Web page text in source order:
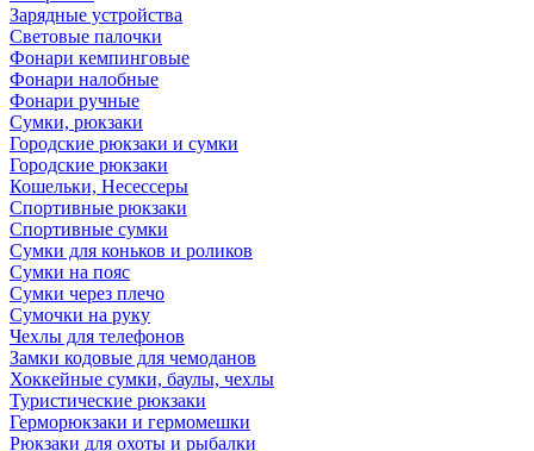
Зарядные устройства
Световые палочки
Фонари кемпинговые
Фонари налобные
Фонари ручные
Сумки, рюкзаки
Городские рюкзаки и сумки
Городские рюкзаки
Кошельки, Несессеры
Спортивные рюкзаки
Спортивные сумки
Сумки для коньков и роликов
Сумки на пояс
Сумки через плечо
Сумочки на руку
Чехлы для телефонов
Замки кодовые для чемоданов
Хоккейные сумки, баулы, чехлы
Туристические рюкзаки
Герморюкзаки и гермомешки
Рюкзаки для охоты и рыбалки